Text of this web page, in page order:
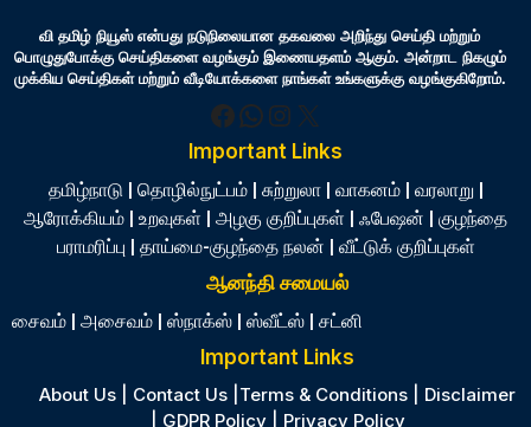
வி தமிழ் நியூஸ் என்பது நடுநிலையான தகவலை அறிந்து செய்தி மற்றும்
பொழுதுபோக்கு செய்திகளை வழங்கும் இணையதளம் ஆகும். அன்றாட நிகழும்
முக்கிய செய்திகள் மற்றும் வீடியோக்களை நாங்கள் உங்களுக்கு வழங்குகிறோம்.
Facebook
WhatsApp
Instagram
X
Important Links
தமிழ்நாடு | தொழில்நுட்பம்| சுற்றுலா| வாகனம்| வரலாறு |
ஆரோக்கியம் | உறவுகள் | அழகு குறிப்புகள் | ஃபேஷன் | குழந்தை
பராமரிப்பு | தாய்மை-குழந்தை நலன் | வீட்டுக் குறிப்புகள்
ஆனந்தி சமையல்
சைவம் | அசைவம் | ஸ்நாக்ஸ் | ஸ்வீட்ஸ் | சட்னி
Important Links
About Us Contact Us Terms & Conditions
Disclaimer
GDPR Policy| Privacy Policy